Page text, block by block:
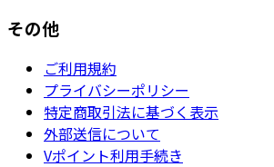
その他
ご利用規約
プライバシーポリシー
特定商取引法に基づく表示
外部送信について
Vポイント利用手続き